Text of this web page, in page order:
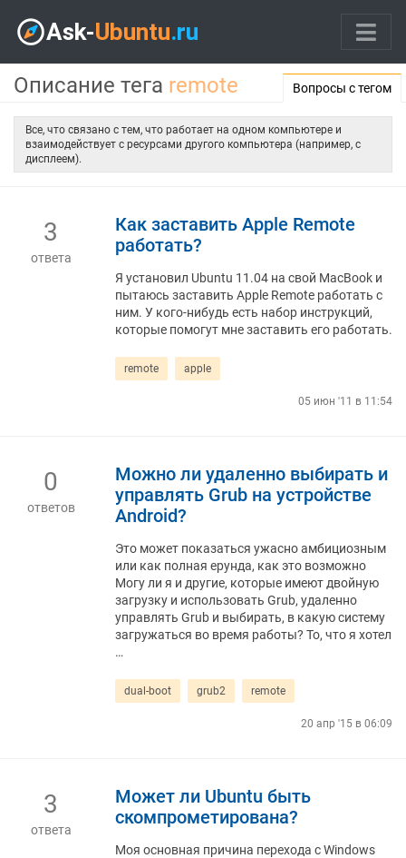
Описание тега remote Вопросы с тегом
Все, что связано с тем, что работает на одном компьютере и
взаимодействует с ресурсами другого компьютера (например, с
дисплеем).
3
ответа
Как заставить Apple Remote
работать?
Я установил Ubuntu 11.04 на свой MacBook и
пытаюсь заставить Apple Remote работать с
ним. У кого-нибудь есть набор инструкций,
которые помогут мне заставить его работать.
remote apple
05 июн '11 в 11:54
0
ответов
Можно ли удаленно выбирать и
управлять Grub на устройстве
Android?
Это может показаться ужасно амбициозным
или как полная ерунда, как это возможно
Могу ли я и другие, которые имеют двойную
загрузку и использовать Grub, удаленно
управлять Grub и выбирать, в какую систему
загружаться во время работы? То, что я хотел
…
dual-boot grub2 remote
20 апр '15 в 06:09
3
ответа
Может ли Ubuntu быть
скомпрометирована?
Моя основная причина перехода с Windows